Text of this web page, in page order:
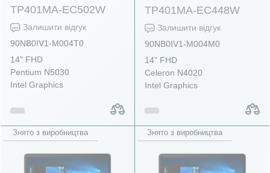
TP401MA-EC502W
Залишити відгук
90NB0IV1-M004T0
14" FHD
Pentium N5030
Intel Graphics
TP401MA-EC448W
Залишити відгук
90NB0IV1-M004M0
14" FHD
Celeron N4020
Intel Graphics
Знято з виробництва Знято з виробництва